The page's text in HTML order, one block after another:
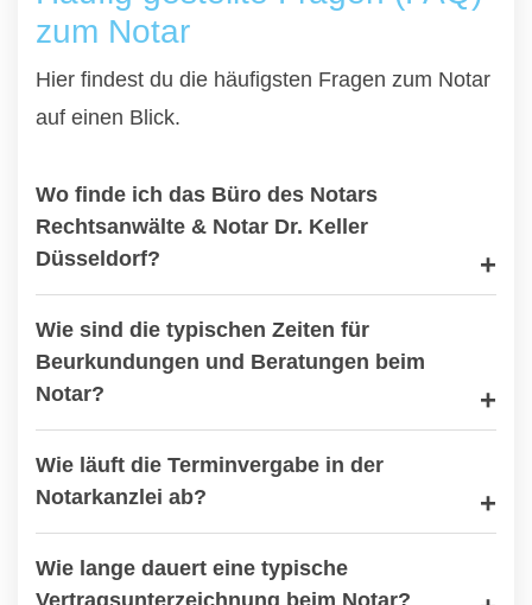
zum Notar
Hier findest du die häufigsten Fragen zum Notar
auf einen Blick.
Wo finde ich das Büro des Notars
Rechtsanwälte & Notar Dr. Keller
Düsseldorf?
Wie sind die typischen Zeiten für
Beurkundungen und Beratungen beim
Notar?
Wie läuft die Terminvergabe in der
Notarkanzlei ab?
Wie lange dauert eine typische
Vertragsunterzeichnung beim Notar?